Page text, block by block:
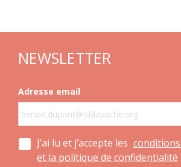
NEWSLETTER
Adresse email
J’ai lu et j’accepte les
et la politique de confidentialité